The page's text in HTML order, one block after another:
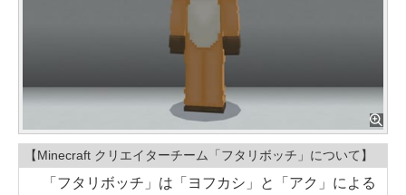
【Minecraft クリエイターチーム「フタリボッチ」について】
「フタリボッチ」は「ヨフカシ」と「アク」による